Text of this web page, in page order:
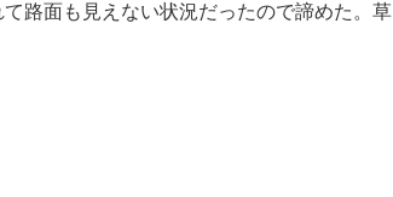
路面も見えない状況だったので諦めた。草